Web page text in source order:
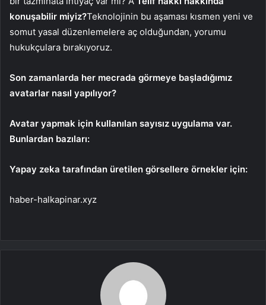
konuşabilir miyiz?Teknolojinin bu aşaması kısmen yeni ve
somut yasal düzenlemelere aç olduğundan, yorumu
hukukçulara bırakıyoruz.
Son zamanlarda her mecrada görmeye başladığımız
avatarlar nasıl yapılıyor?
Avatar yapmak için kullanılan sayısız uygulama var.
Bunlardan bazıları:
Yapay zeka tarafından üretilen görsellere örnekler için:
haber-halkapinar.xyz